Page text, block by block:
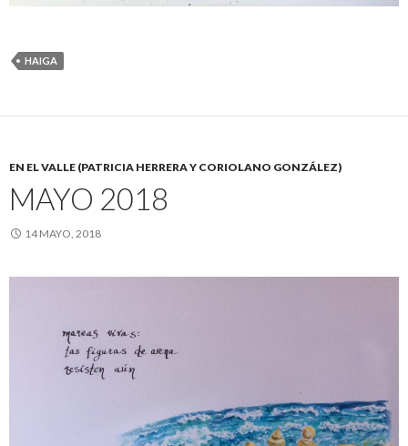
HAIGA
EN EL VALLE (PATRICIA HERRERA Y CORIOLANO GONZÁLEZ)
MAYO 2018
14 MAYO, 2018